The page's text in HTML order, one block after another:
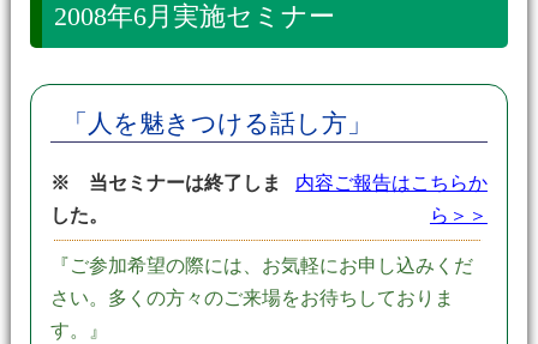
2008年6月実施セミナー
「人を魅きつける話し方」
※ 当セミナーは終了しま
した。
内容ご報告はこちらか
ら＞＞
『ご参加希望の際には、お気軽にお申し込みくだ
さい。多くの方々のご来場をお待ちしておりま
す。』